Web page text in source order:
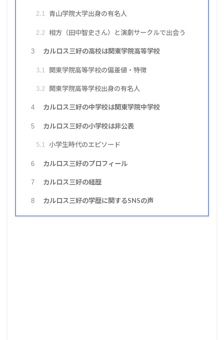
2.1 青山学院大学出身の有名人
2.2 相方（田中智史さん）と演劇サークルで出会う
3 カルロス三好の高校は関東学院高等学校
3.1 関東学院高等学校の偏差値・特徴
3.2 関東学院高等学校出身の有名人
4 カルロス三好の中学校は関東学院中学校
5 カルロス三好の小学校は非公表
5.1 小学生時代のエピソード
6 カルロス三好のプロフィール
7 カルロス三好の経歴
8 カルロス三好の学歴に関するSNSの声